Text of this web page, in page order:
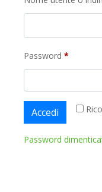
Password *
Accedi
Password